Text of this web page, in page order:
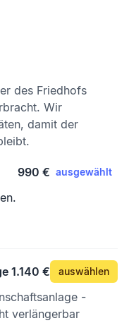
des Friedhofs
Wir
damit der
990 € ausgewählt
1.140 € auswählen
-
verlängerbar